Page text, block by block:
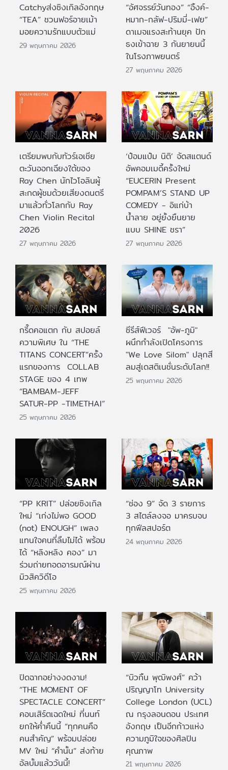
Catchyส่งซิงเกิลอังกฤษ
“TEA” ชวนฟอร์อายเม้า
มอยความรักแบบตัวแม่
29 พฤษภาคม 2026
“อัศจรรย์วันทอง” “อิ้งค์-
หมาก-กลัฟ-ปริมมี่-เฟย”
ดาเมจแรงสะท้านยุค ปัก
ธงเข้าฉาย 3 กันยายนนี้
ในโรงภาพยนตร์
27 พฤษภาคม 2026
เตรียมพบกับทัวร์เอเชีย
ตะวันออกเฉียงใต้ของ
Ray Chen นักไวโอลินผู้
สะกดผู้ชมด้วยเสียงดนตรี
มาแล้วทั่วโลกกับ Ray
Chen Violin Recital
2026
27 พฤษภาคม 2026
‘ป๋อมแป๋ม นิติ’ จัดสแตนด์
อัพคอมเมดี้ครั้งใหม่
“EUCERIN Present
POMPAM’S STAND UP
COMEDY - อิแก่บ้า
น้ำลาย อยู่ยั้งยืนยาย
แบบ SHINE ชรา”
27 พฤษภาคม 2026
กรี๊ดคอแตก กับ สปอยล์
ความพิเศษ ใน “THE
TITANS CONCERT”ครั้ง
แรกของการ COLLAB
STAGE ของ 4 เทพ
“BAMBAM-JEFF
SATUR-PP -TIMETHAI”
25 พฤษภาคม 2026
ซีรีส์ฟีเวอร์ "อัพ-ภูมิ"
ผนึกกำลังเปิดโครงการ
"We Love Silom" ปลุกสี
ลมสู่เดสติเนชั่นระดับโลก!!
25 พฤษภาคม 2026
“PP KRIT” ปล่อยซิงเกิล
ใหม่ “เก่งไม่พอ GOOD
(not) ENOUGH” เพลง
แทนใจคนที่ลืมไม่ได้ พร้อม
ได้ “หลิงหลิง คอง” มา
ร่วมถ่ายทอดอารมณ์ผ่าน
มิวสิควิดีโอ
25 พฤษภาคม 2026
“ช่อง 9” จัด 3 รายการ
3 สไตล์ลงจอ มาครบจบ
ทุกฟีลสปอร์ต
24 พฤษภาคม 2026
ปิดฉากอย่างงดงาม!
“THE MOMENT OF
SPECTACLE CONCERT”
คอนเสิร์ตเฉดใหม่ ที่นนท์
ยกให้ค่ำคืนนี้ “ทุกคนคือ
คนสำคัญ” พร้อมปล่อย
MV ใหม่ “คำนั้น” ส่งท้าย
อัลบั้มแล้ววันนี้!
“บิวกิ้น พุฒิพงศ์” คว้า
ปริญญาโท University
College London (UCL)
ณ กรุงลอนดอน ประเทศ
อังกฤษ เป็นอีกก้าวแห่ง
ความภูมิใจของศิลปิน
คุณภาพ
21 พฤษภาคม 2026